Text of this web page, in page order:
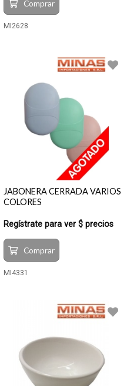
Comprar
MI2628
JABONERA CERRADA VARIOS
COLORES
Regístrate para ver $ precios
Comprar
MI4331